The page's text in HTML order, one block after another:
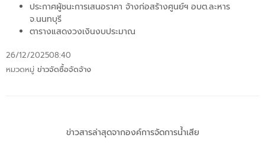
ประกาศผู้ชนะการเสนอราคา จ้างก่อสร้างศูนย์ฯ อบต.ละหาร
จ.นนทบุรี
ตารางแสดงวงเงินงบประมาณ
26/12/202508:40
หมวดหมู่ ข่าวจัดซื้อจัดจ้าง
ข่าวสารล่าสุดจากองค์การจัดการน้ำเสีย